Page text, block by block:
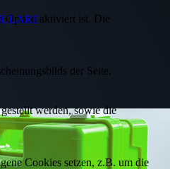
Option aktiviert ist. Die
der Seite.
werden, sowie die
Cookies setzen, z.B. um die